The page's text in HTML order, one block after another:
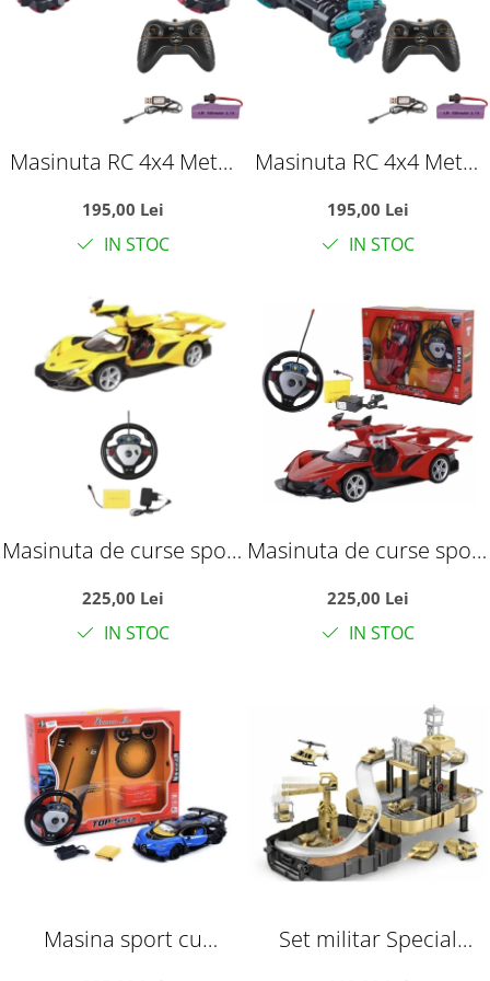
Masinuta RC 4x4 Metal
telecomanda 2.4GHz,
suspensii, roti crawler,
195,00 Lei
IN STOC
Masinuta RC 4x4 Metal
telecomanda 2.4GHz,
suspensii, roti crawler,
195,00 Lei
IN STOC
Masinuta de curse sport
volan, usi automate si
acumulator, galben, 35
225,00 Lei
IN STOC
Masinuta de curse sport
volan, usi automate si
acumulator, rosie, 35
225,00 Lei
IN STOC
Masina sport cu
Set militar Special